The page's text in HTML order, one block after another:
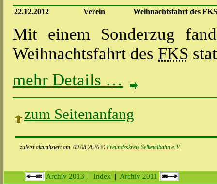
22.12.2012 Verein Weihnachtsfahrt des
Mit einem Sonderzug
Weihnachtsfahrt des FKS
mehr Details …
zum Seitenanfang
zuletzt aktualisiert am 09.08.2026 © Freundeskreis Selketalbahn e. V.
Archiv 2013 |Index |Archiv 2011